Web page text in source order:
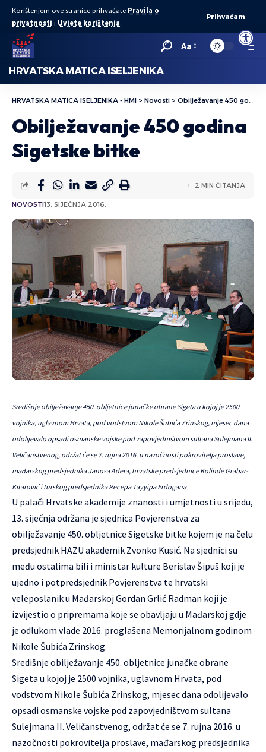
Open
Korištenjem ove stranice prihvaćate Pravila o
privatnosti i Uvjete korištenja.
Prihvaćam
Aa
HRVATSKA MATICA ISELJENIKA
HRVATSKA MATICA ISELJENIKA - HMI > Novosti > Obilježavanje 450 godina Sigetske bitke
Obilježavanje 450 godina
Sigetske bitke
NOVOSTI13. SIJEČNJA 2016.
2 MIN ČITANJA
Središnje obilježavanje 450. obljetnice junačke obrane Sigeta u kojoj je 2500
vojnika, uglavnom Hrvata, pod vodstvom Nikole Šubića Zrinskog, mjesec dana
odolijevalo opsadi osmanske vojske pod zapovjedništvom sultana Sulejmana II.
Veličanstvenog, održat će se 7. rujna 2016. u nazočnosti pokrovitelja proslave,
mađarskog predsjednika Janosa Adera, hrvatske predsjednice Kolinde Grabar-
Kitarović i turskog predsjednika Recepa Tayyipa Erdogana
U palači Hrvatske akademije znanosti i umjetnosti u srijedu,
13. siječnja održana je sjednica Povjerenstva za
obilježavanje 450. obljetnice Sigetske bitke kojem je na čelu
predsjednik HAZU akademik Zvonko Kusić. Na sjednici su
među ostalima bili i ministar kulture Berislav Šipuš koji je
ujedno i potpredsjednik Povjerenstva te hrvatski
veleposlanik u Mađarskoj Gordan Grlić Radman koji je
izvijestio o pripremama koje se obavljaju u Mađarskoj gdje
je odlukom vlade 2016. proglašena Memorijalnom godinom
Nikole Šubića Zrinskog.
Središnje obilježavanje 450. obljetnice junačke obrane
Sigeta u kojoj je 2500 vojnika, uglavnom Hrvata, pod
vodstvom Nikole Šubića Zrinskog, mjesec dana odolijevalo
opsadi osmanske vojske pod zapovjedništvom sultana
Sulejmana II. Veličanstvenog, održat će se 7. rujna 2016. u
nazočnosti pokrovitelja proslave, mađarskog predsjednika